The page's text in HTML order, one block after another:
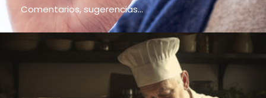
Comentarios, sugerencias...